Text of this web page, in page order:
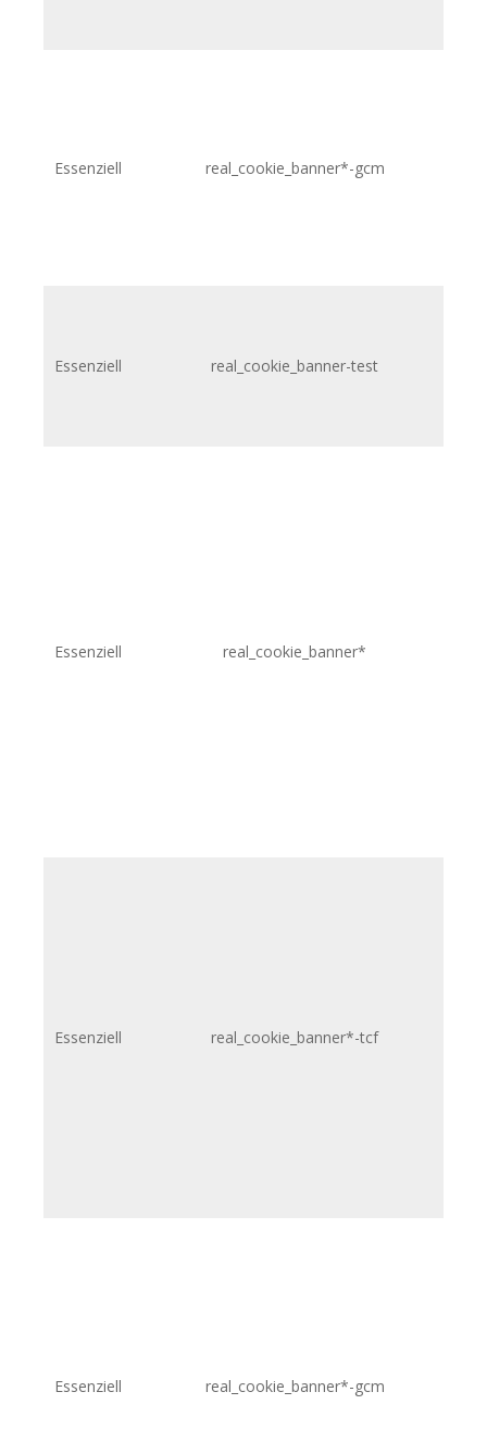
Essenziell real_cookie_banner*-gcm
Essenziell real_cookie_banner-test
Essenziell real_cookie_banner*
Essenziell real_cookie_banner*-tcf
Essenziell real_cookie_banner*-gcm